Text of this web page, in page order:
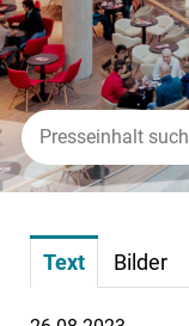
Text Bilder